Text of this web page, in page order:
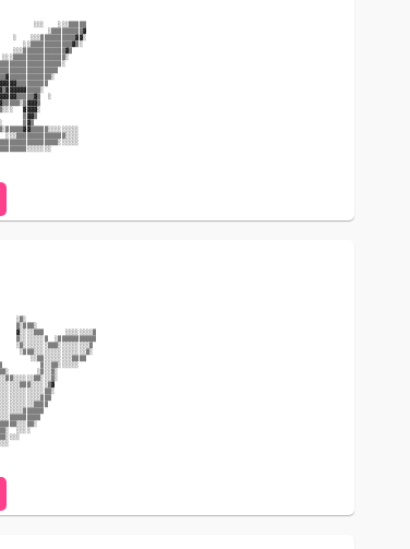
░
▒░
░▒
░░░    ░░░▒▒▒▒▒
░▒▒▒▒▒▒▒▒▒▓
░    ░░░▒▒▒▒▒▒▒▒▒▒▓▓░
░░▒▒▒▒▒▒▒▒▒▒▒▒▓▒░
░░░▒▒▒▒▒▒▒▒▒▒▒▒▓▒
░░░▒▒▒▒▒▒▒▒▒▒▒▒▒▒▒░
░░░░▒▒▒▒▒▒▒▒▒▒▒▒▒▒▒▒▒▒░
░
▓▓▓▓░
░▒▒▓▓▓▓▒░         ▒▓▓▒
░░░      ▒▓▒
░▒░▒▒▒▒▒▓▓▒▒▒▒▒░░░░░░░░░
░░░        ░░░▒▒▒▒▒▒▒▒▒▒▒▒▒▒░░░░
░░░░░░░░░▒▒▒▒▒▒▒▒▒▒▒▒▒▒▒▒▒░░░░░░
░░░░░     ░░░░░
▒░ ░░▒   ▒░ ░░░
░▒░░ ░▒  ▒░░░
░░░░░▒░▒░░░░░░░░
░░░ ▒░▒░░░▒░  ░░▒
▒░░▒ ░▒░░▒░░░░░░
░░░░ ▒░▒▒
░▒░
▒░▒▒▒░
▓░░░░▒▒▒      ░░░░░░░░▒
▒░░░░░░░▒  ░▒▒▒▒▒▒▒▒▒▒▒
░▒░░░░░░░▒▒▒░░░░░░░░░▒
░▒▒▒░░░░░░░░░░░░░░░▒░
░░▒▒░░░░░░░░▒▒▒▒
▒░░▒▒░░░░░░
░▒░░▒░
░░░░▒▒░░░░░░▒▒▒░░░▒▒▒▒▒▒▒▒▒
░▒▒░░░░░░▒▒▒▒▒▒▒░░░▒▒░
░░░░    ░▒▒▒▒░░░▒▒▒░  ░░░░
░░░░░░░░▒▒▒▒▒▒▒░░░░
░░░▒▒▒▒░░░
░░░░░░░░▒▒▒▒░░░░░░░